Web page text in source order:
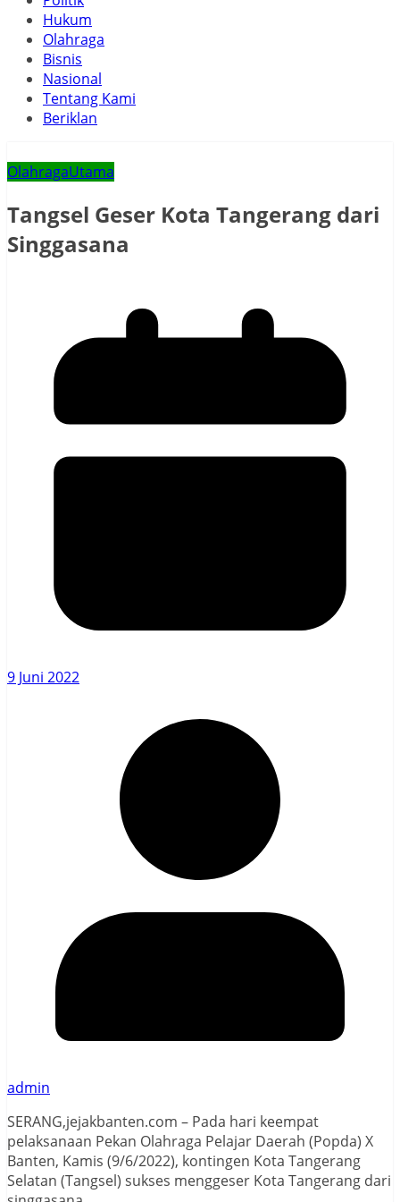
Hukum
Olahraga
Bisnis
Nasional
Tentang Kami
Beriklan
OlahragaUtama
Tangsel Geser Kota Tangerang dari
Singgasana
9 Juni 2022
admin
SERANG,jejakbanten.com – Pada hari keempat
pelaksanaan Pekan Olahraga Pelajar Daerah (Popda) X
Banten, Kamis (9/6/2022), kontingen Kota Tangerang
Selatan (Tangsel) sukses menggeser Kota Tangerang dari